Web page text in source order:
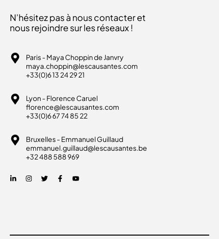
N’hésitez pas à nous contacter et
nous rejoindre sur les réseaux !
Paris - Maya Choppin de Janvry
maya.choppin@lescausantes.com
+33(0)6 13 24 29 21
Lyon - Florence Caruel
florence@lescausantes.com
+33(0)6 67 74 85 22
Bruxelles - Emmanuel Guillaud
emmanuel.guillaud@lescausantes.be
+32 488 588 969